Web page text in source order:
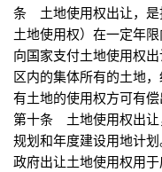
条 土地使用权出让，是
土地使用权）在一定年
向国家支付土地使用
区内的集体所有的土地
有土地的使用权方可有
第十条 土地使用权出让
规划和年度建设用地
政府出让土地使用权用